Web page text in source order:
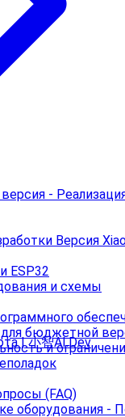
-
Версия
ESP32
и схемы
для бюджетной
и
(FAQ)
оборудования -
| 小智AI.Dev